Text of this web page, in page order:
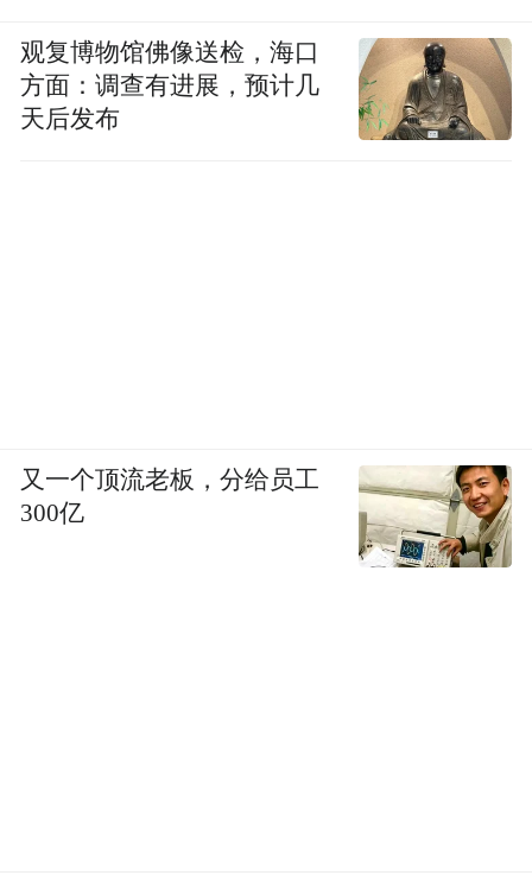
观复博物馆佛像送检，海口
方面：调查有进展，预计几
天后发布
又一个顶流老板，分给员工
300亿